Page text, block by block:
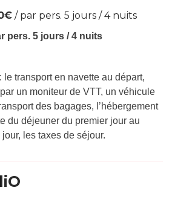
/ par pers. 5 jours / 4 nuits
pers. 5 jours / 4 nuits
: le transport en navette au départ,
un moniteur de VTT, un véhicule
des bagages, l’hébergement
du déjeuner du premier jour au
les taxes de séjour.